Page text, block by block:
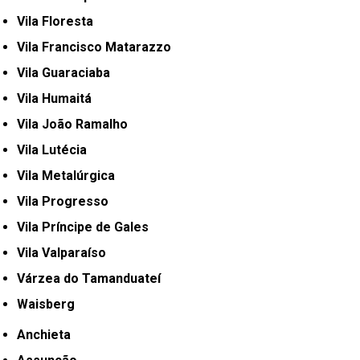
Vila Floresta
Vila Francisco Matarazzo
Vila Guaraciaba
Vila Humaitá
Vila João Ramalho
Vila Lutécia
Vila Metalúrgica
Vila Progresso
Vila Príncipe de Gales
Vila Valparaíso
Várzea do Tamanduateí
Waisberg
Anchieta